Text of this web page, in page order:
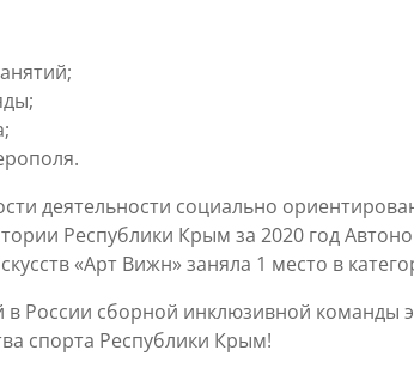
деятельности социально
Республики Крым за 2020 год
«Арт Вижн» заняла 1 место в
России сборной инклюзивной команды
спорта Республики Крым!